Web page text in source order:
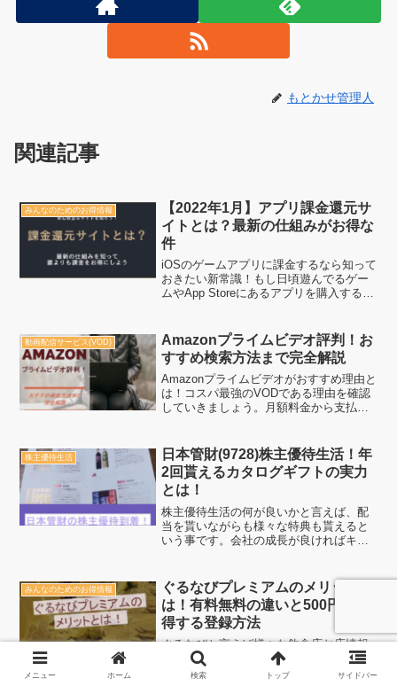
もとかせ管理人
関連記事
みんなのためのお得情報
【2022年1月】アプリ課金還元サ
イトとは？最新の仕組みがお得な
件
iOSのゲームアプリに課金するなら知って
おきたい新常識！もし日頃遊んでるゲー
ムやApp Storeにあるアプリを購入する前
「安心安全」かつ「誰でも簡単」に利用
できるならな...
動画配信サービス(VOD)
Amazonプライムビデオ評判！お
すすめ検索方法まで完全解説
Amazonプライムビデオがおすすめ理由と
は！コスパ最強のVODである理由を確認
していきましょう。月額料金から支払手
ではなくジャンルで選び抜く方法をより
数多く解説してい...
株主優待生活
日本管財(9728)株主優待生活！年
2回貰えるカタログギフトの実力
とは！
株主優待生活の何が良いかと言えば、配
当を貰いながらも様々な特典も貰えると
いう事です。会社の成長が良ければキャ
る。そんな中、いつまでも持っておきた
い株主優待といえば「日本...
みんなのためのお得情報
ぐるなびプレミアムのメリットと
は！有料無料の違いと500円以上
得する登録方法
ぐるなびと言えば様々な飲食店お店情報
が集まるあの「ぐるなび」です。そのぐ
るなびには「ぐるなびプレミアム」とい
メニュー ホーム 検索 トップ サイドバー